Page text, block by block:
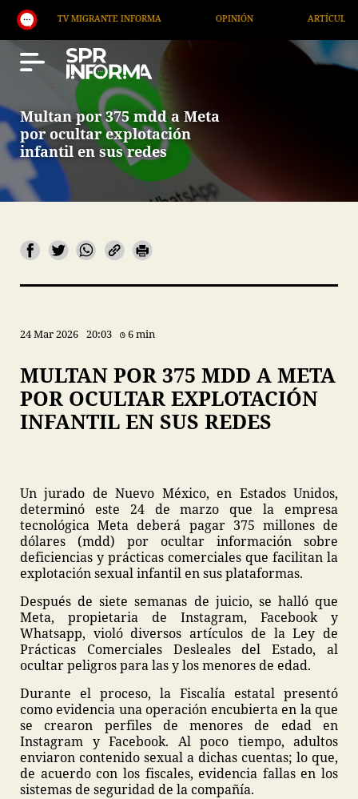
TV MIGRANTE INFORMA OPINIÓN ARTÍCULOS
Multan por 375 mdd a Meta
por ocultar explotación
infantil en sus redes
24 Mar 2026 20:03 6 min
MULTAN POR 375 MDD A META
POR OCULTAR EXPLOTACIÓN
INFANTIL EN SUS REDES
Un jurado de Nuevo México, en Estados Unidos,
determinó este 24 de marzo que la empresa
tecnológica Meta deberá pagar 375 millones de
dólares (mdd) por ocultar información sobre
deficiencias y prácticas comerciales que facilitan la
explotación sexual infantil en sus plataformas.
Después de siete semanas de juicio, se halló que
Meta, propietaria de Instagram, Facebook y
Whatsapp, violó diversos artículos de la Ley de
Prácticas Comerciales Desleales del Estado, al
ocultar peligros para las y los menores de edad.
Durante el proceso, la Fiscalía estatal presentó
como evidencia una operación encubierta en la que
se crearon perfiles de menores de edad en
Instagram y Facebook. Al poco tiempo, adultos
enviaron contenido sexual a dichas cuentas; lo que,
de acuerdo con los fiscales, evidencia fallas en los
sistemas de seguridad de la compañía.